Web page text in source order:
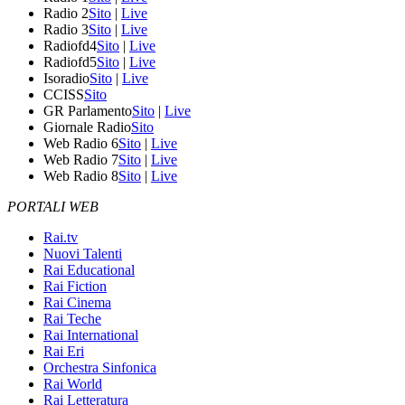
Radio 2Sito | Live
Radio 3Sito | Live
Radiofd4Sito | Live
Radiofd5Sito | Live
IsoradioSito | Live
CCISSSito
GR ParlamentoSito | Live
Giornale RadioSito
Web Radio 6Sito | Live
Web Radio 7Sito | Live
Web Radio 8Sito | Live
PORTALI WEB
Rai.tv
Nuovi Talenti
Rai Educational
Rai Fiction
Rai Cinema
Rai Teche
Rai International
Rai Eri
Orchestra Sinfonica
Rai World
Rai Letteratura